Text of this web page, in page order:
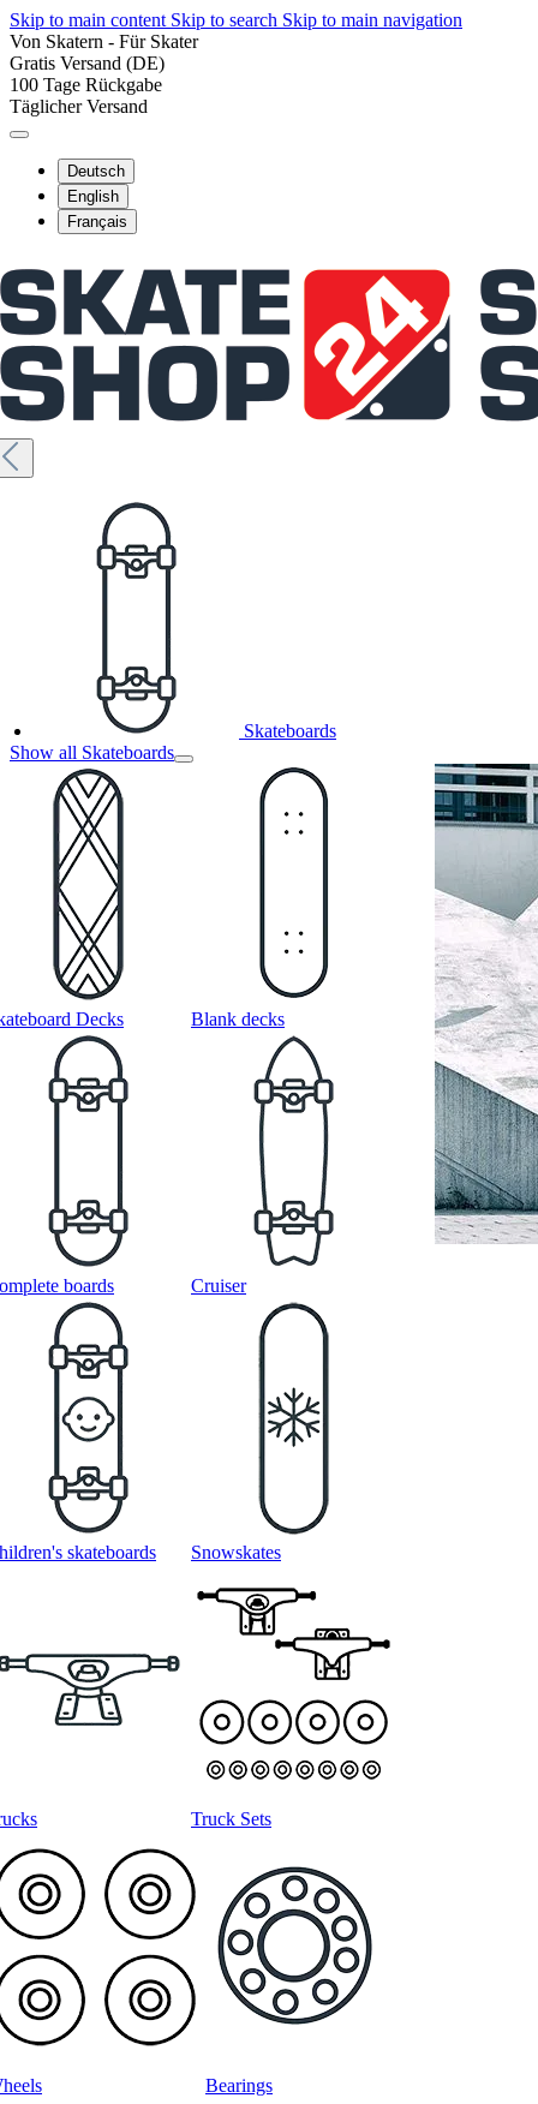
Skip to main content Skip to search Skip to main navigation
Von Skatern - Für Skater
Gratis Versand (DE)
100 Tage Rückgabe
Täglicher Versand
Deutsch
English
Français
Skateboards
Show all Skateboards
Decks Blank decks
boards Cruiser
skateboards Snowskates
Truck Sets
Bearings